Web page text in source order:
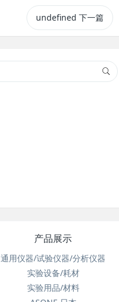
undefined 下一篇
产品展示
通用仪器/试验仪器/分析仪器
实验设备/耗材
实验用品/材料